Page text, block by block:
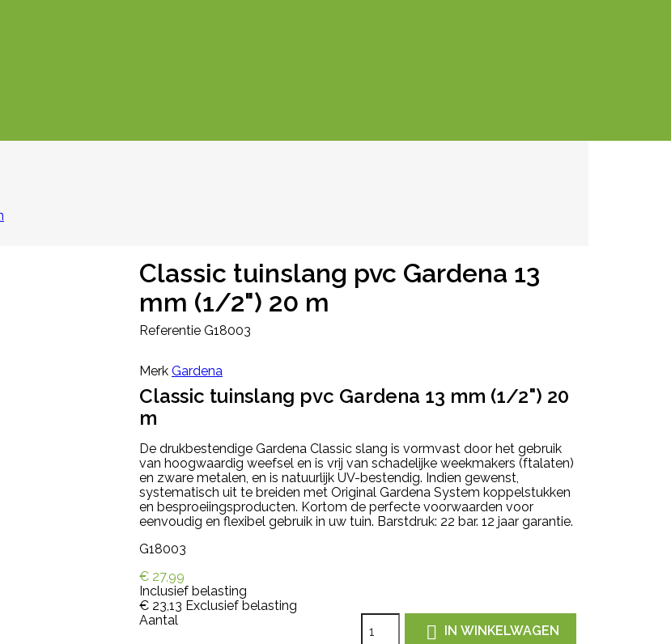
Classic tuinslang pvc Gardena 13
mm (1/2") 20 m
Referentie G18003
Merk Gardena
Classic tuinslang pvc Gardena 13 mm (1/2") 20
m
De drukbestendige Gardena Classic slang is vormvast door het gebruik
van hoogwaardig weefsel en is vrij van schadelijke weekmakers (ftalaten)
en zware metalen, en is natuurlijk UV-bestendig. Indien gewenst,
systematisch uit te breiden met Original Gardena System koppelstukken
en besproeiingsproducten. Kortom de perfecte voorwaarden voor
eenvoudig en flexibel gebruik in uw tuin. Barstdruk: 22 bar. 12 jaar garantie.
G18003
€ 27,99
Inclusief belasting
€ 23,13 Exclusief belasting
Aantal
 IN WINKELWAGEN